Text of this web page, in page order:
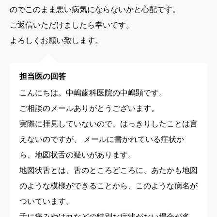
のでこのまま悪い病気にならないかと心配です。
ご返信いただけましたら幸いです。
よろしくお願い致します。
担当医の回答
こんにちは。中嶋歯科医院の中嶋顕です。
ご相談のメールありがとうございます。
実際に拝見していないので、はっきりしたことは言
えないのですが、 メールに書かれている症状か
ら、地図状舌の疑いがあります。
地図状舌とは、舌のところどころに、あたかも地図
のような模様ができることから、このような病名が
ついています。